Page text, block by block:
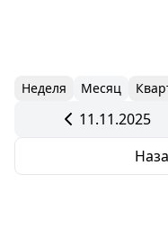
Неделя Месяц
11.11.2025